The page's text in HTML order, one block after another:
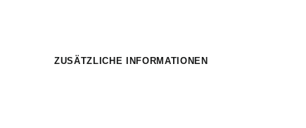
ZUSÄTZLICHE INFORMATIONEN